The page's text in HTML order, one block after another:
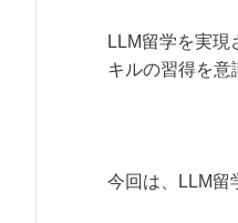
LLM留学を実
キルの習得を意
今回は、LLM留